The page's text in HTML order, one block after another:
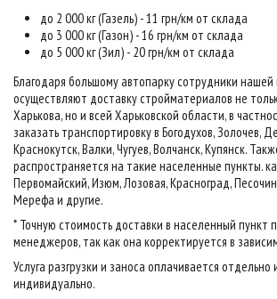
до 2 000 кг (Газель) - 11 грн/км от склада
до 3 000 кг (Газон) - 16 грн/км от склада
до 5 000 кг (Зил) - 20 грн/км от склада
Благодаря большому автопарку сотрудники
осуществляют доставку стройматериалов не
Харькова, но и всей Харьковской области, в
заказать транспортировку в Богодухов, Золочев,
Краснокутск, Валки, Чугуев, Волчанск, Купянск.
распространяется на такие населенные пункты.
Первомайский, Изюм, Лозовая, Красноград,
Мерефа и другие.
* Точную стоимость доставки в населенный пункт
менеджеров, так как она корректируется в
Услуга разгрузки и заноса оплачивается отдельно
индивидуально.